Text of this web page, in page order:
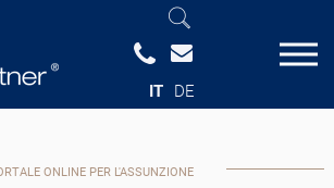
IT DE
ONLINE PER L'ASSUNZIONE